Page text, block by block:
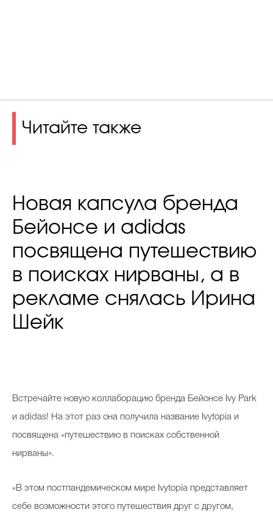
Читайте также
Новая капсула бренда
Бейонсе и adidas
посвящена путешествию
в поисках нирваны, а в
рекламе снялась Ирина
Шейк
Встречайте новую коллаборацию бренда Бейонсе Ivy Park
и adidas! На этот раз она получила название Ivytopia и
посвящена «путешествию в поисках собственной
нирваны».
«В этом постпандемическом мире Ivytopia представляет
себе возможности этого путешествия друг с другом,